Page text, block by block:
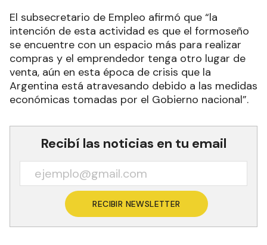
El subsecretario de Empleo afirmó que “la
intención de esta actividad es que el formoseño
se encuentre con un espacio más para realizar
compras y el emprendedor tenga otro lugar de
venta, aún en esta época de crisis que la
Argentina está atravesando debido a las medidas
económicas tomadas por el Gobierno nacional”.
Recibí las noticias en tu email
RECIBIR NEWSLETTER